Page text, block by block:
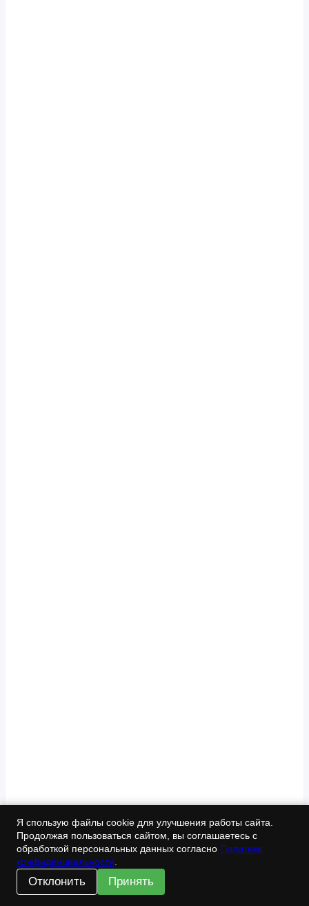
Я спользую файлы cookie для улучшения работы сайта.
Продолжая пользоваться сайтом, вы соглашаетесь с
обработкой персональных данных согласно Политике
конфиденциальности
Отклонить Принять